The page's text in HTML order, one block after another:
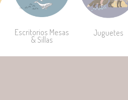
Escritorios Mesas
& Sillas
Juguetes